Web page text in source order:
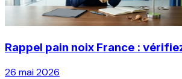
Rappel pain noix France :
26 mai 2026